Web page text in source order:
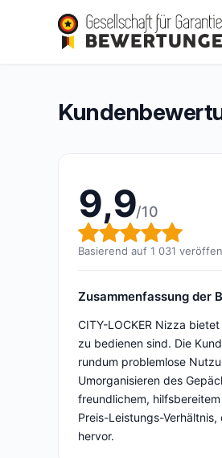
CITY-LOCKER Nizza
Gesamtbewertung: 9,9 von 10
9,9/10(1 031
9,9/10
Basierend auf 1 031
Zusammenfassung der
CITY-LOCKER Nizza
zu bedienen sind. Die
rundum problemlose
Umorganisieren des
freundlichem,
Preis-Leistungs-
hervor.